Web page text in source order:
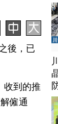
後，已
收到的推
僱通